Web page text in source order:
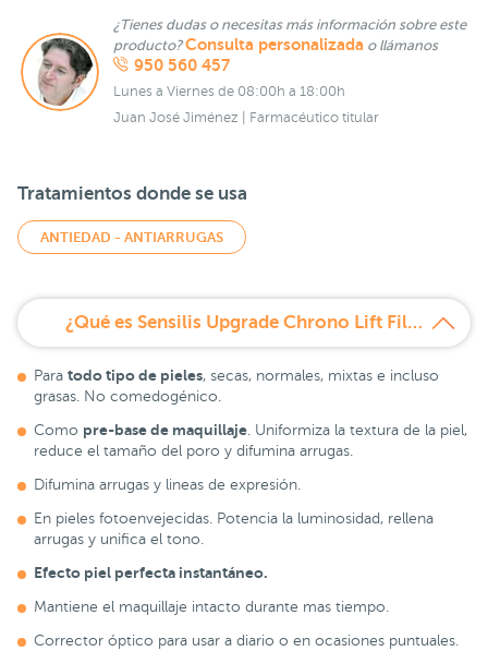
¿Tienes dudas o necesitas más información sobre este
producto?Consulta personalizada o llámanos
950 560 457
Lunes a Viernes de 08:00h a 18:00h
Juan José Jiménez | Farmacéutico titular
Tratamientos donde se usa
ANTIEDAD - ANTIARRUGAS
¿Qué es Sensilis Upgrade Chrono Lift Filler & Blur 30 ml?
Para todo tipo de pieles, secas, normales, mixtas e incluso
grasas. No comedogénico.
Como pre-base de maquillaje . Uniformiza la textura de la piel,
reduce el tamaño del poro y difumina arrugas.
Difumina arrugas y lineas de expresión.
En pieles fotoenvejecidas. Potencia la luminosidad, rellena
arrugas y unifica el tono.
Efecto piel perfecta instantáneo.
Mantiene el maquillaje intacto durante mas tiempo.
Corrector óptico para usar a diario o en ocasiones puntuales.